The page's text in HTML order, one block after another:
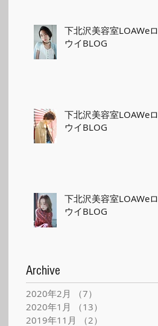
下北沢美容室LOAWeロ
ウイBLOG
下北沢美容室LOAWeロ
ウイBLOG
下北沢美容室LOAWeロ
ウイBLOG
Archive
2020年2月 （7）
2020年1月
（13）
2019年11月
（2）